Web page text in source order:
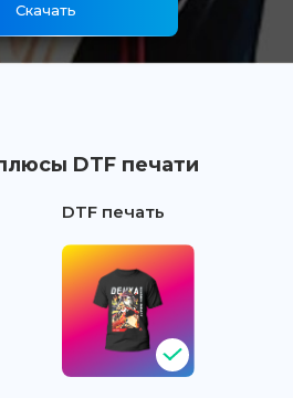
Скачать
DTF печати
DTF печать